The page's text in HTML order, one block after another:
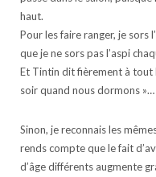
haut.
Pour les faire ranger, je sors
que je ne sors pas l’aspi
Et Tintin dit fièrement à tout
soir quand nous dormons »…
Sinon, je reconnais les
rends compte que le fait
d’âge différents augmente